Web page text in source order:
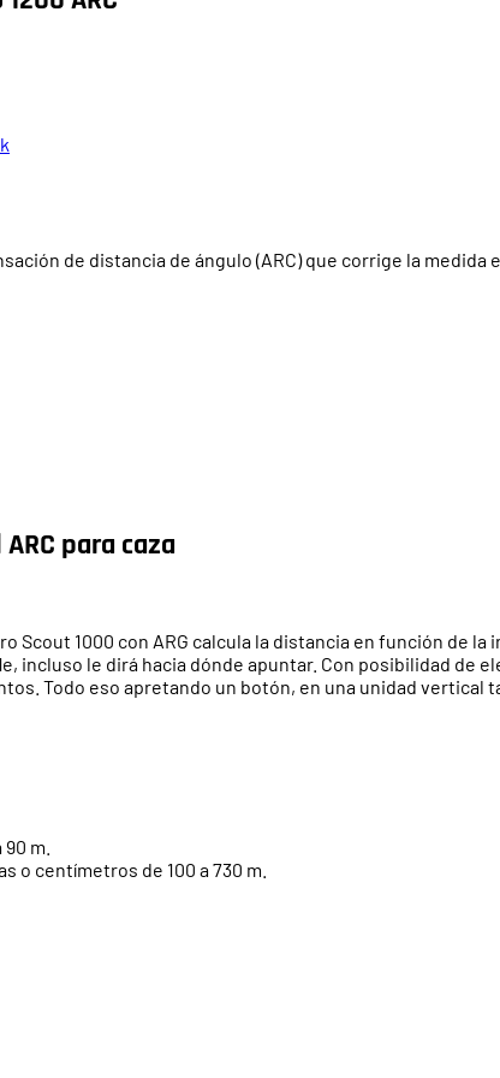
de distancia de ángulo (ARC) que corrige la medida
para caza
Scout 1000 con ARG calcula la distancia en función de
incluso le dirá hacia dónde apuntar. Con posibilidad de
Todo eso apretando un botón, en una unidad vertical
m.
o centímetros de 100 a 730 m.